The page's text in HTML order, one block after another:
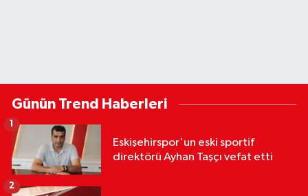
Günün Trend Haberleri
Eskişehirspor'un eski sportif
direktörü Ayhan Taşçı vefat etti
2